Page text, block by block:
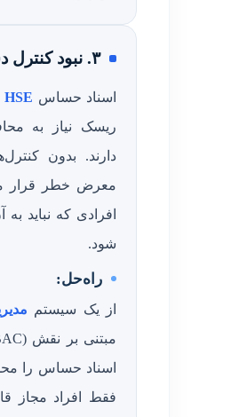
۳. نبود کنترل دسترسی و امنیت
اسناد حساس HSE
ریسک نیاز به
دارند. بدون
معرض خطر قرار
افرادی که نباید
شود.
راه‌حل:
از یک سیستم
اسناد حساس را
فقط افراد مجاز